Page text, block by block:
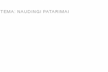
TEMA: NAUDINGI PATARIMAI